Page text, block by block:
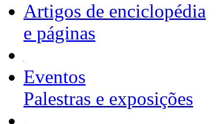
Artigos de enciclopédia
e páginas
Eventos
Palestras e exposições